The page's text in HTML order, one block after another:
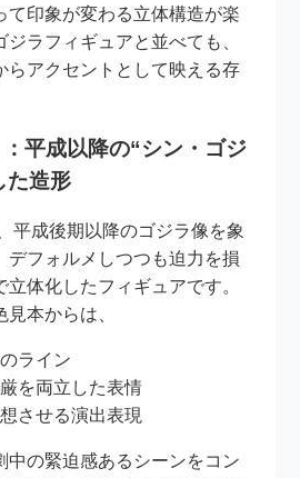
て印象が変わる立体構造が楽
ジラフィギュアと並べても、
らアクセントとして映える存
平成以降の“シン・ゴジ
た造形
平成後期以降のゴジラ像を象
デフォルメしつつも迫力を損
体化したフィギュアです。
本からは、
ライン
を両立した表情
させる演出表現
中の緊迫感あるシーンをコン